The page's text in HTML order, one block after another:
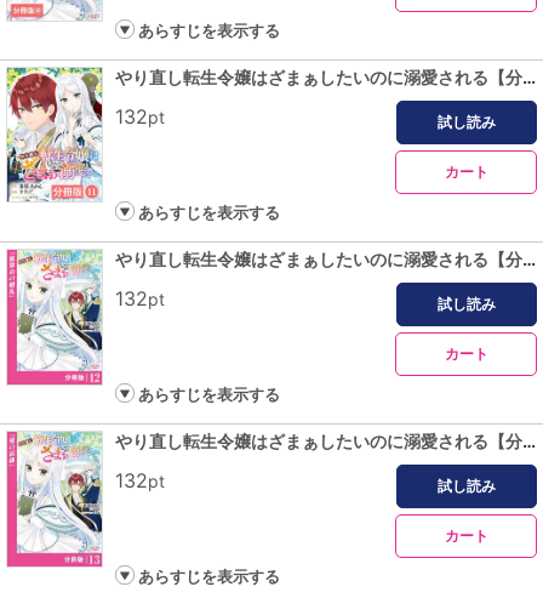
あらすじを表示する
やり直し転生令嬢はざまぁしたいのに溺愛される【分冊版】 (ラワーレコミックス)11
132pt 試し読み
カート
あらすじを表示する
やり直し転生令嬢はざまぁしたいのに溺愛される【分冊版】 (ラワーレコミックス)12
132pt 試し読み
カート
あらすじを表示する
やり直し転生令嬢はざまぁしたいのに溺愛される【分冊版】 (ラワーレコミックス)13
132pt 試し読み
カート
あらすじを表示する